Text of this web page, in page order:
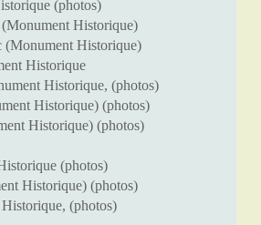
(photos)
Historique)
Historique)
Historique
Historique, (photos)
Historique) (photos)
Historique) (photos)
(photos)
Historique) (photos)
(photos)